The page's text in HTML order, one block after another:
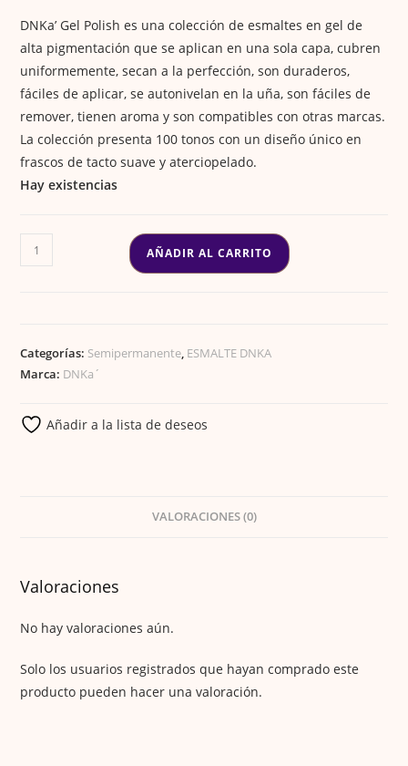
DNKa’ Gel Polish es una colección de esmaltes en gel de
alta pigmentación que se aplican en una sola capa, cubren
uniformemente, secan a la perfección, son duraderos,
fáciles de aplicar, se autonivelan en la uña, son fáciles de
remover, tienen aroma y son compatibles con otras marcas.
La colección presenta 100 tonos con un diseño único en
frascos de tacto suave y aterciopelado.
Hay existencias
ESMALTE
DNKA
AÑADIR AL CARRITO
Categorías: Semipermanente, ESMALTE DNKA
Marca: DNKa´
Añadir a la lista de deseos
VALORACIONES (0)
Valoraciones
No hay valoraciones aún.
Solo los usuarios registrados que hayan comprado este
producto pueden hacer una valoración.